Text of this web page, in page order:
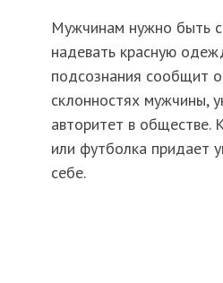
Мужчинам нужно быть
надевать красную
подсознания сообщит
склонностях мужчины,
авторитет в обществе.
или футболка придает
себе.